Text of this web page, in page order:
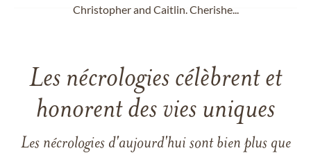
Christopher and Caitlin. Cherishe...
Les nécrologies célèbrent et
honorent des vies uniques
Les nécrologies d'aujourd'hui sont bien plus que